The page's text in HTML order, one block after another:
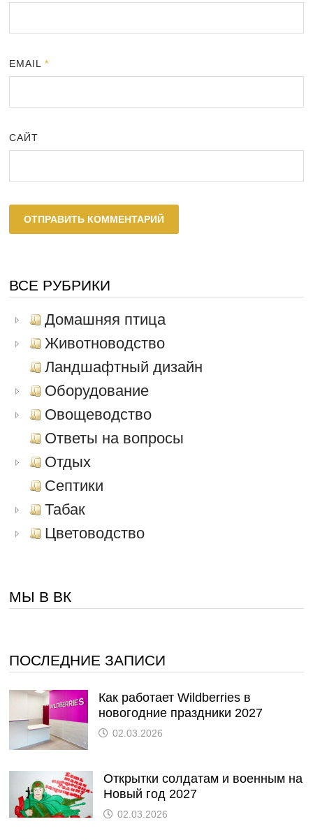
EMAIL*
САЙТ
ВСЕ РУБРИКИ
Домашняя птица
Животноводство
Ландшафтный дизайн
Оборудование
Овощеводство
Ответы на вопросы
Отдых
Септики
Табак
Цветоводство
МЫ В ВК
ПОСЛЕДНИЕ ЗАПИСИ
Как работает Wildberries в
новогодние праздники 2027
02.03.2026
Открытки солдатам и военным на
Новый год 2027
02.03.2026